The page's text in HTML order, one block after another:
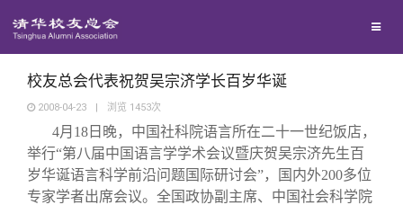
地区联络
年级联络
院系校友工作
回馈母校
捐赠项目
捐赠新闻
媒体平台
《清华校友通讯》
百年清华
校友总会代表祝贺吴宗济学长百岁华诞
2008-04-23 | 浏览 1453次
4月 18 日 晚，中国社科院语言所在二十一世纪饭店，
举行“第八届中国语言学学术会议暨庆贺吴宗济先生百
岁华诞语言科学前沿问题国际研讨会”，国内外200多位
专家学者出席会议。全国政协副主席、中国社会科学院